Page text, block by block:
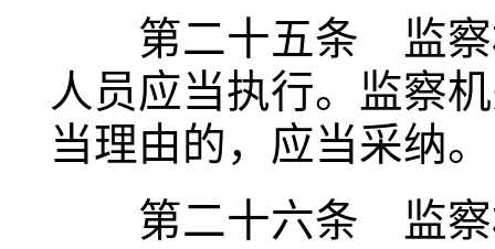
第二十五条 监察机
人员应当执行。监察
当理由的，应当采纳。
第二十六条 监察机